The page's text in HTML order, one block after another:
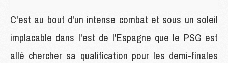
C'est au bout d'un intense combat et sous un soleil
implacable dans l'est de l'Espagne que le PSG est
allé chercher sa qualification pour les demi-finales